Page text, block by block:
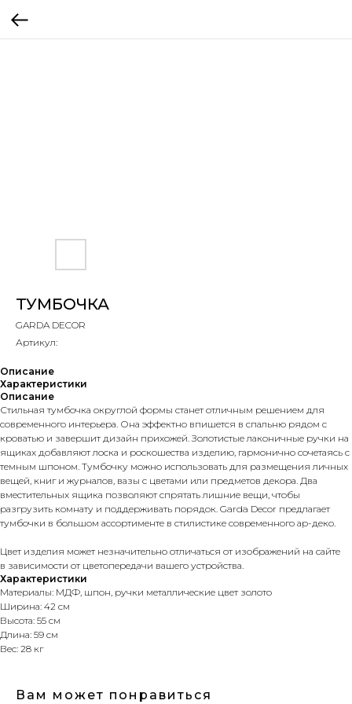
ТУМБОЧКА
GARDA DECOR
Артикул:
Описание
Характеристики
Описание
Стильная тумбочка округлой формы станет отличным решением для
современного интерьера. Она эффектно впишется в спальню рядом с
кроватью и завершит дизайн прихожей. Золотистые лаконичные ручки на
ящиках добавляют лоска и роскошества изделию, гармонично сочетаясь с
темным шпоном. Тумбочку можно использовать для размещения личных
вещей, книг и журналов, вазы с цветами или предметов декора. Два
вместительных ящика позволяют спрятать лишние вещи, чтобы
разгрузить комнату и поддерживать порядок. Garda Decor предлагает
тумбочки в большом ассортименте в стилистике современного ар-деко.
Цвет изделия может незначительно отличаться от изображений на сайте
в зависимости от цветопередачи вашего устройства.
Характеристики
Материалы: МДФ, шпон, ручки металлические цвет золото
Ширина: 42 см
Высота: 55 см
Длина: 59 см
Вес: 28 кг
Вам может понравиться